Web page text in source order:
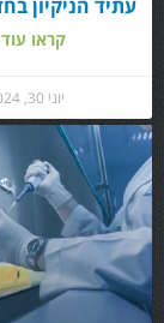
עתיד הניקיון
קראו
יוני 30, 2024